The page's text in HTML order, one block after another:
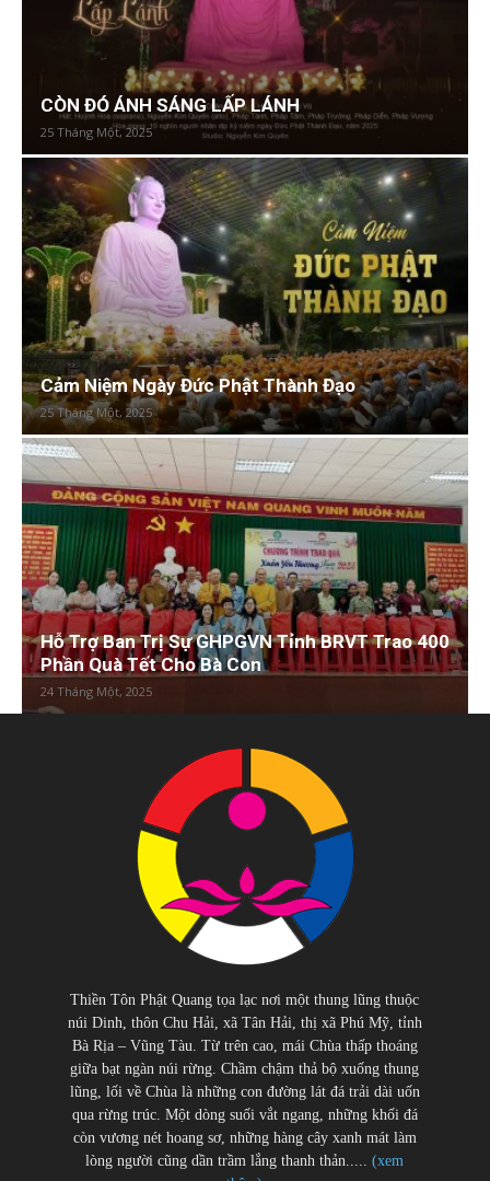
CÒN ĐÓ ÁNH SÁNG LẤP LÁNH
25 Tháng Một, 2025
Cảm Niệm Ngày Đức Phật Thành Đạo
25 Tháng Một, 2025
Hỗ Trợ Ban Trị Sự GHPGVN Tỉnh BRVT Trao 400
Phần Quà Tết Cho Bà Con
24 Tháng Một, 2025
Thiền Tôn Phật Quang tọa lạc nơi một thung lũng thuộc
núi Dinh, thôn Chu Hải, xã Tân Hải, thị xã Phú Mỹ, tỉnh
Bà Rịa – Vũng Tàu. Từ trên cao, mái Chùa thấp thoáng
giữa bạt ngàn núi rừng. Chầm chậm thả bộ xuống thung
lũng, lối về Chùa là những con đường lát đá trải dài uốn
qua rừng trúc. Một dòng suối vắt ngang, những khối đá
còn vương nét hoang sơ, những hàng cây xanh mát làm
lòng người cũng dần trầm lắng thanh thản.....(xem